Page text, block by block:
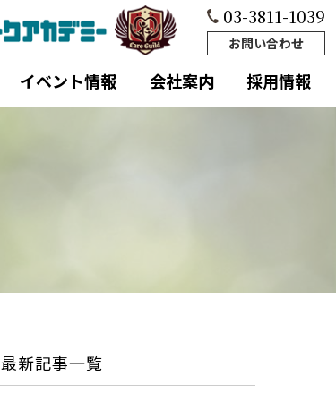
イベント情報 会社案内 採用情報
03-3811-1039
お問い合わせ
最新記事一覧